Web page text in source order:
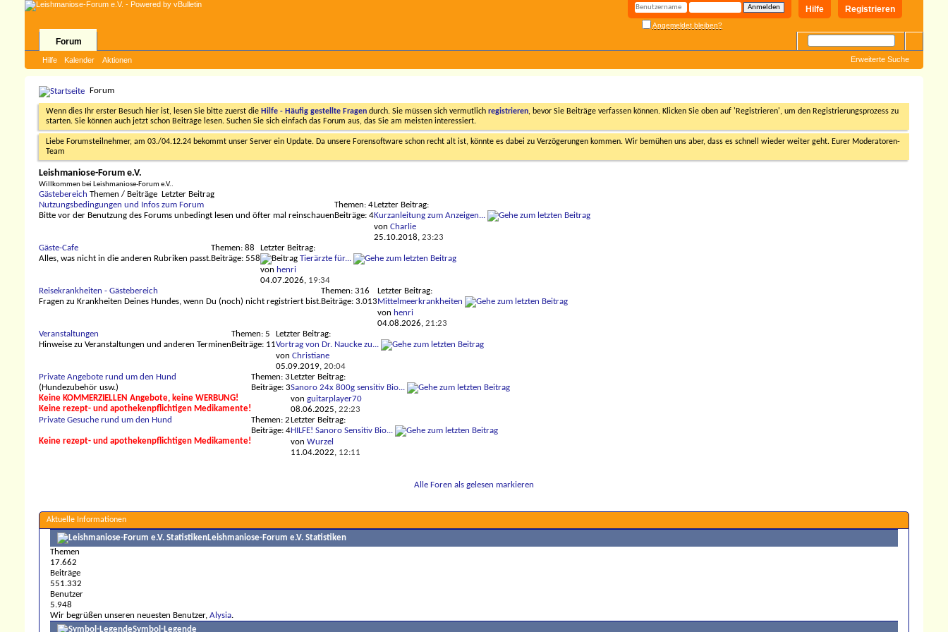
Registrieren
Hilfe
Angemeldet bleiben?
Forum
Hilfe Kalender Aktionen Erweiterte Suche
Forum
Wenn dies Ihr erster Besuch hier ist, lesen Sie bitte zuerst die Hilfe - Häufig gestellte Fragen durch. Sie müssen sich vermutlich registrieren, bevor Sie Beiträge verfassen können. Klicken Sie oben auf 'Registrieren', um den Registrierungsprozess zu
starten. Sie können auch jetzt schon Beiträge lesen. Suchen Sie sich einfach das Forum aus, das Sie am meisten interessiert.
Liebe Forumsteilnehmer, am 03./04.12.24 bekommt unser Server ein Update. Da unsere Forensoftware schon recht alt ist, könnte es dabei zu Verzögerungen kommen. Wir bemühen uns aber, dass es schnell wieder weiter geht. Eurer Moderatoren-
Team
Leishmaniose-Forum e.V.
Willkommen bei Leishmaniose-Forum e.V..
Gästebereich Themen / Beiträge Letzter Beitrag
Nutzungsbedingungen und Infos zum Forum
Bitte vor der Benutzung des Forums unbedingt lesen und öfter mal reinschauen
Themen: 4
Beiträge: 4
Letzter Beitrag:
Kurzanleitung zum Anzeigen...
von Charlie
25.10.2018, 23:23
Gäste-Cafe
Alles, was nicht in die anderen Rubriken passt.
Themen: 88
Beiträge: 558
Letzter Beitrag:
Tierärzte für...
von henri
04.07.2026, 19:34
Reisekrankheiten - Gästebereich
Fragen zu Krankheiten Deines Hundes, wenn Du (noch) nicht registriert bist.
Themen: 316
Beiträge: 3.013
Letzter Beitrag:
Mittelmeerkrankheiten
von henri
04.08.2026, 21:23
Veranstaltungen
Hinweise zu Veranstaltungen und anderen Terminen
Themen: 5
Beiträge: 11
Letzter Beitrag:
Vortrag von Dr. Naucke zu...
von Christiane
05.09.2019, 20:04
Private Angebote rund um den Hund
(Hundezubehör usw.)
Keine KOMMERZIELLEN Angebote, keine WERBUNG!
Keine rezept- und apothekenpflichtigen Medikamente!
Themen: 3
Beiträge: 3
Letzter Beitrag:
Sanoro 24x 800g sensitiv Bio...
von guitarplayer70
08.06.2025, 22:23
Private Gesuche rund um den Hund
Keine rezept- und apothekenpflichtigen Medikamente!
Themen: 2
Beiträge: 4
Letzter Beitrag:
HILFE! Sanoro Sensitiv Bio...
von Wurzel
11.04.2022, 12:11
Alle Foren als gelesen markieren
Aktuelle Informationen
Leishmaniose-Forum e.V. Statistiken
Themen
17.662
Beiträge
551.332
Benutzer
5.948
Wir begrüßen unseren neuesten Benutzer, Alysia.
Symbol-Legende